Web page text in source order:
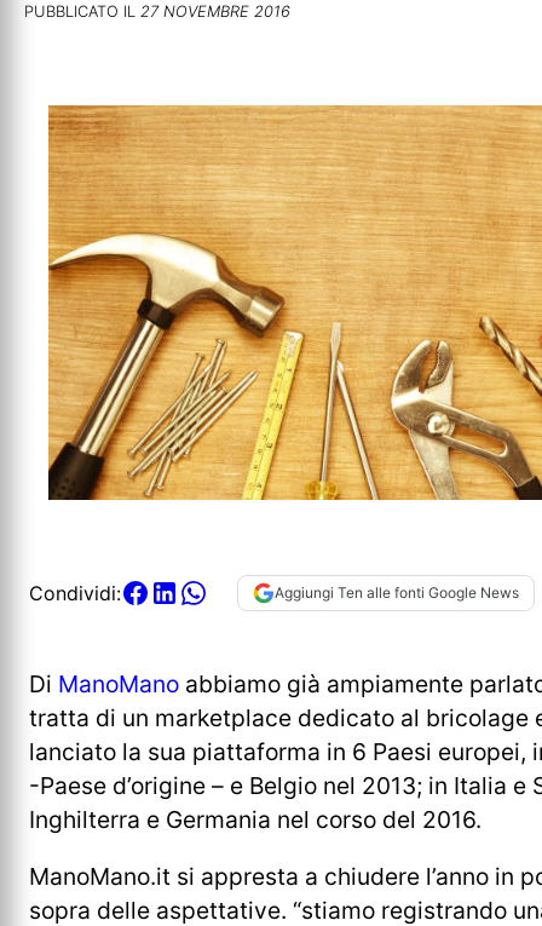
PUBBLICATO IL 27 NOVEMBRE 2016
Condividi: Aggiungi Ten alle fonti Google News
Di ManoMano abbiamo già ampiamente
tratta di un marketplace dedicato al bricolage
lanciato la sua piattaforma in 6 Paesi europei,
-Paese d’origine – e Belgio nel 2013; in Italia e
Inghilterra e Germania nel corso del 2016.
ManoMano.it si appresta a chiudere l’anno in
sopra delle aspettative. “stiamo registrando